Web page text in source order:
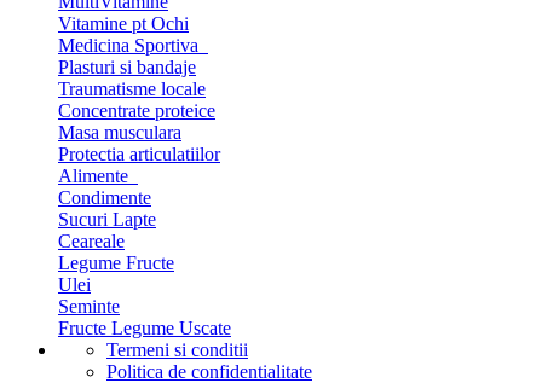
Vitamine pt Ochi
Medicina Sportiva
Plasturi si bandaje
Traumatisme locale
Concentrate proteice
Masa musculara
Protectia articulatiilor
Alimente
Condimente
Sucuri Lapte
Ceareale
Legume Fructe
Ulei
Seminte
Fructe Legume Uscate
Termeni si conditii
Politica de confidentialitate